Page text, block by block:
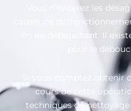
Vous n’éviterez les
causer ce
en les débouchant. Il
pour le
Si vous comptez obtenir
cours de cette
techniques de